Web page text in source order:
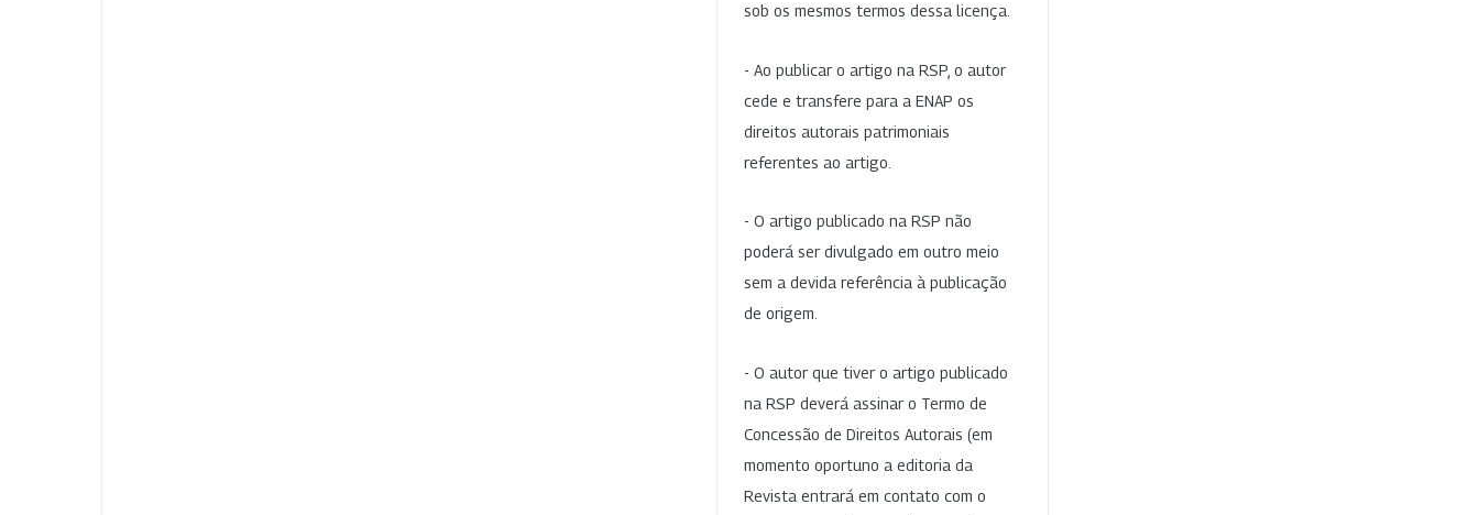
sob os mesmos termos dessa licença.
- Ao publicar o artigo na RSP, o autor
cede e transfere para a ENAP os
direitos autorais patrimoniais
referentes ao artigo.
- O artigo publicado na RSP não
poderá ser divulgado em outro meio
sem a devida referência à publicação
de origem.
- O autor que tiver o artigo publicado
na RSP deverá assinar o Termo de
Concessão de Direitos Autorais (em
momento oportuno a editoria da
Revista entrará em contato com o